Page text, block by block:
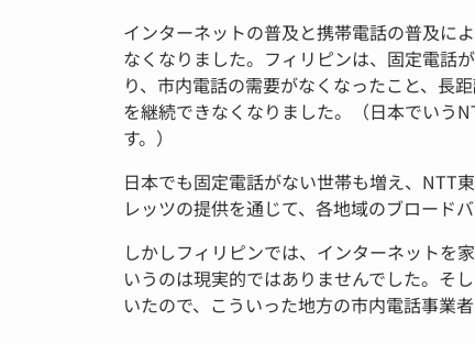
インターネットの普及と携帯電話の普及に
なくなりました。フィリピンは、固定電話
り、市内電話の需要がなくなったこと、長
を継続できなくなりました。（日本でいう
す。）
日本でも固定電話がない世帯も増え、NTT
レッツの提供を通じて、各地域のブロード
しかしフィリピンでは、インターネットを
いうのは現実的ではありませんでした。そ
いたので、こういった地方の市内電話事業